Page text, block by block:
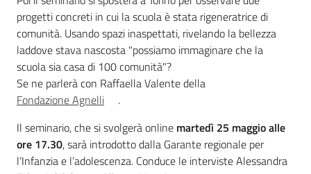
progetti concreti in cui la scuola è stata rigeneratrice di
comunità. Usando spazi inaspettati, rivelando la bellezza
laddove stava nascosta "possiamo immaginare che la
scuola sia casa di 100 comunità"?
Se ne parlerà con Raffaella Valente della
Fondazione Agnelli
.
Il seminario, che si svolgerà online martedì 25 maggio alle
ore 17.30, sarà introdotto dalla Garante regionale per
l’Infanzia e l’adolescenza. Conduce le interviste Alessandra